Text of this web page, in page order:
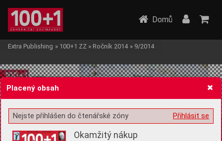
Žádost o souhlas s ukládáním volitelných informací
Domů
Extra Publishing » 100+1 ZZ » Ročník 2014 » 9/2014
Placený obsah
Přihlásit se
Nejste přihlášen do čtenářské zóny
Okamžitý nákup